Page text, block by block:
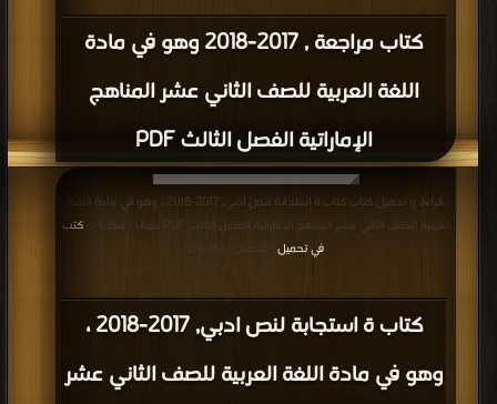
كتاب مراجعة , 2017-2018 وهو في مادة
اللغة العربية للصف الثاني عشر المناهج
الإماراتية الفصل الثالث PDF
كتاب ة استجابة لنص ادبي, 2017-2018 ،
وهو في مادة اللغة العربية للصف الثاني عشر
قراءة و تحميل كتاب كتاب ة استجابة لنص ادبي, 2017-2018 ، وهو في مادة اللغة
العربية للصف الثاني عشر المناهج الإماراتية الفصل الثالث PDF مجانا | مكتبة >
كتب
في تحميل
| التحميل : مرة/مرات